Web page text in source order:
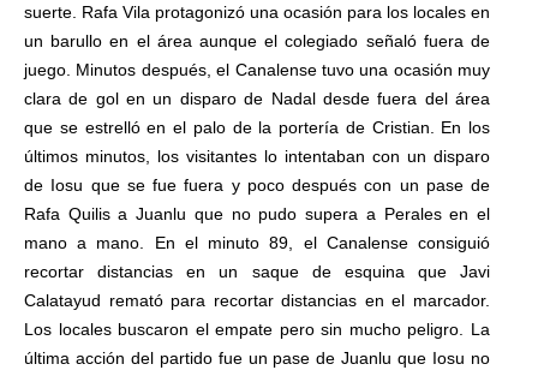
suerte. Rafa Vila protagonizó una ocasión para los locales en
un barullo en el área aunque el colegiado señaló fuera de
juego. Minutos después, el Canalense tuvo una ocasión muy
clara de gol en un disparo de Nadal desde fuera del área
que se estrelló en el palo de la portería de Cristian. En los
últimos minutos, los visitantes lo intentaban con un disparo
de Iosu que se fue fuera y poco después con un pase de
Rafa Quilis a Juanlu que no pudo supera a Perales en el
mano a mano. En el minuto 89, el Canalense consiguió
recortar distancias en un saque de esquina que Javi
Calatayud remató para recortar distancias en el marcador.
Los locales buscaron el empate pero sin mucho peligro. La
última acción del partido fue un pase de Juanlu que Iosu no